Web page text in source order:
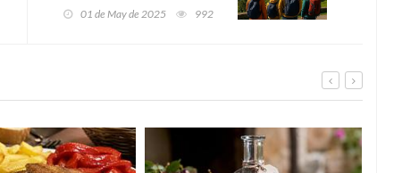
visitantes, más ingresos y
un salto histórico en el
01 de May de 2025 992